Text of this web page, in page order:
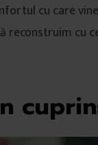
cu care
reconstruim cu